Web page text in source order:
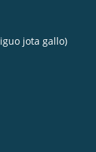
jota gallo)